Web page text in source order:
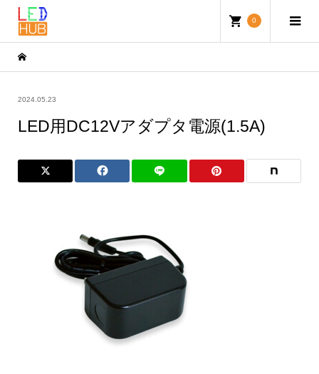
0
2024.05.23
LED用DC12Vアダプタ電源(1.5A)